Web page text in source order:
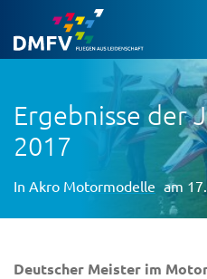
Ergebnisse der
2017
In Akro Motormodelle am
Deutscher Meister im